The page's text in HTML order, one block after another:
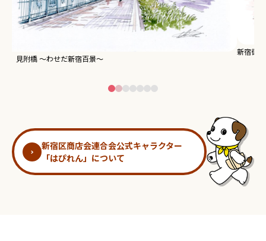
新宿区商店会連合会公式キャラクター
「はぴれん」について